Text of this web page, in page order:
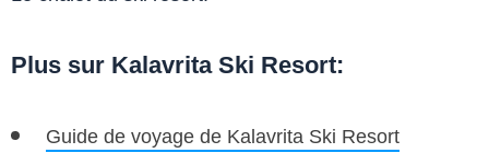
Plus sur Kalavrita Ski Resort:
Guide de voyage de Kalavrita Ski Resort